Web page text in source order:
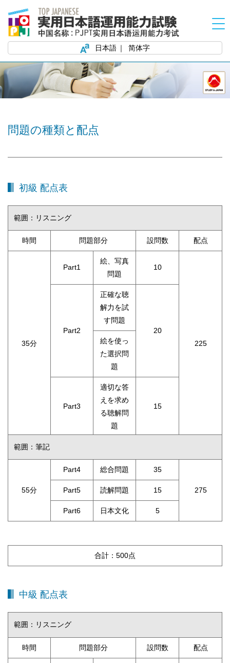
日本語 简体字
問題の種類と配点
初級 配点表
範囲：リスニング
時間 問題部分 設問数 配点
35分
Part1
絵、写真
問題
10
225
Part2
正確な聴
解力を試
す問題
20
絵を使っ
た選択問
題
Part3
適切な答
えを求め
る聴解問
題
15
範囲：筆記
55分
Part4 総合問題 35
275
Part5 読解問題 15
Part6 日本文化 5
合計：500点
中級 配点表
範囲：リスニング
時間 問題部分 設問数 配点